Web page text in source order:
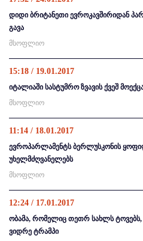
დიდი ბრიტანეთი ევროკავშირიდან
გავა
მსოფლიო
15:18 / 19.01.2017
იტალიაში სასტუმრო ზვავის ქვეშ
მსოფლიო
11:14 / 18.01.2017
ევროპარლამენტს ბერლუსკონის
უხელმძღვანელებს
მსოფლიო
12:24 / 17.01.2017
ობამა, რომელიც თეთრ სახლს
ვიდრე ტრამპი